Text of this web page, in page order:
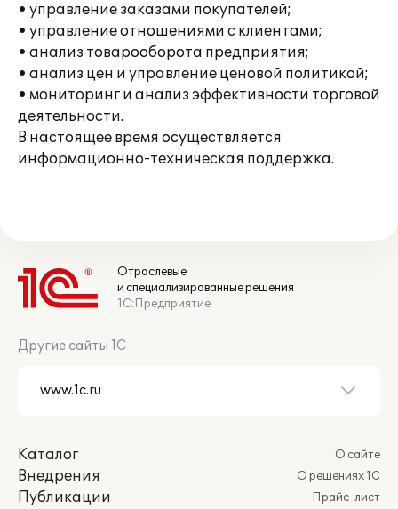
• управление заказами покупателей;
• управление отношениями с клиентами;
• анализ товарооборота предприятия;
• анализ цен и управление ценовой политикой;
• мониторинг и анализ эффективности торговой
деятельности.
В настоящее время осуществляется
информационно-техническая поддержка.
Отраслевые
и специализированные решения
1С:Предприятие
Другие сайты 1С
Каталог
Внедрения
Публикации
О сайте
О решениях 1С
Прайс-лист